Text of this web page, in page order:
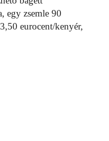
egy zsemle 90
eurocent/kenyér,